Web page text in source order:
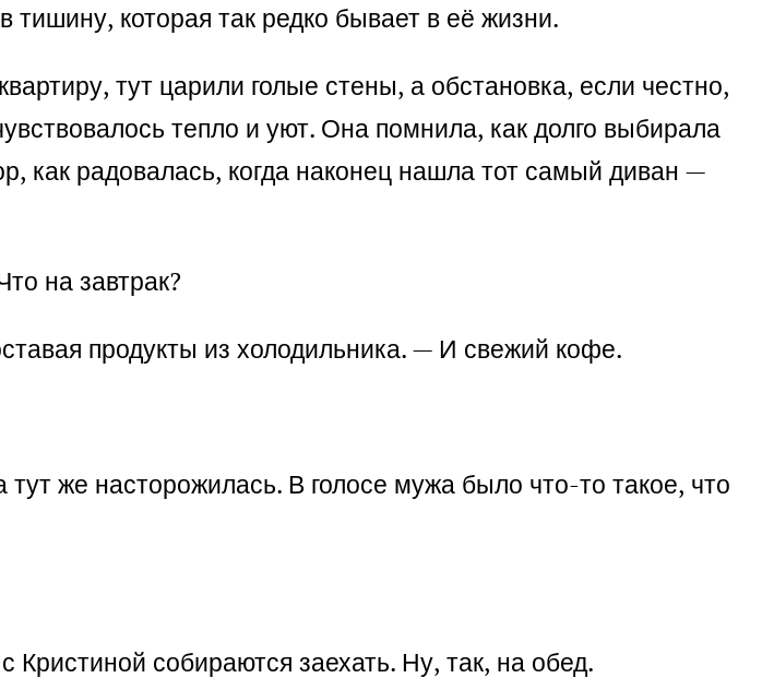
которая так редко бывает в её жизни.
тут царили голые стены, а обстановка, если честно,
тепло и уют. Она помнила, как долго выбирала
как радовалась, когда наконец нашла тот самый диван —
на завтрак?
продукты из холодильника. — И свежий кофе.
же насторожилась. В голосе мужа было что-то такое, что
собираются заехать. Ну, так, на обед.